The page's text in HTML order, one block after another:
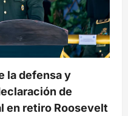
la defensa y
de
en retiro Roosevelt